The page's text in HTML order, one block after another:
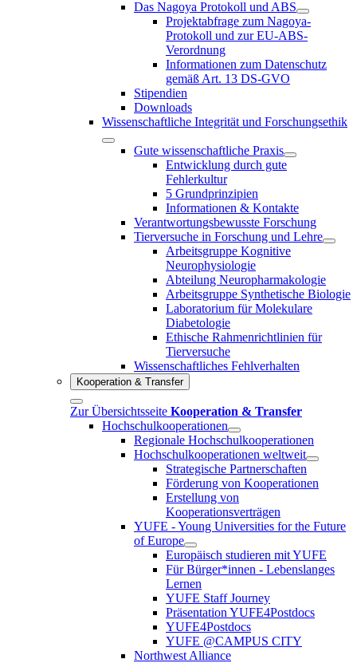
Das Nagoya Protokoll und ABS
Projektabfrage zum Nagoya-
Protokoll und zur EU-ABS-
Verordnung
Informationen zum Datenschutz
gemäß Art. 13 DS-GVO
Stipendien
Downloads
Wissenschaftliche Integrität und Forschungsethik
Gute wissenschaftliche Praxis
Entwicklung durch gute
Fehlerkultur
5 Grundprinzipien
Informationen & Kontakte
Verantwortungsbewusste Forschung
Tierversuche in Forschung und Lehre
Arbeitsgruppe Kognitive
Neurophysiologie
Abteilung Neuropharmakologie
Arbeitsgruppe Synthetische Biologie
Laboratorium für Molekulare
Diabetologie
Ethische Rahmenrichtlinien für
Tierversuche
Wissenschaftliches Fehlverhalten
Kooperation & Transfer
Zur Übersichtsseite Kooperation & Transfer
Hochschulkooperationen
Regionale Hochschulkooperationen
Hochschulkooperationen weltweit
Strategische Partnerschaften
Förderung von Kooperationen
Erstellung von
Kooperationsverträgen
YUFE - Young Universities for the Future
of Europe
Europäisch studieren mit YUFE
Für Bürger*innen - Lebenslanges
Lernen
YUFE Staff Journey
Präsentation YUFE4Postdocs
YUFE4Postdocs
YUFE @CAMPUS CITY
Northwest Alliance